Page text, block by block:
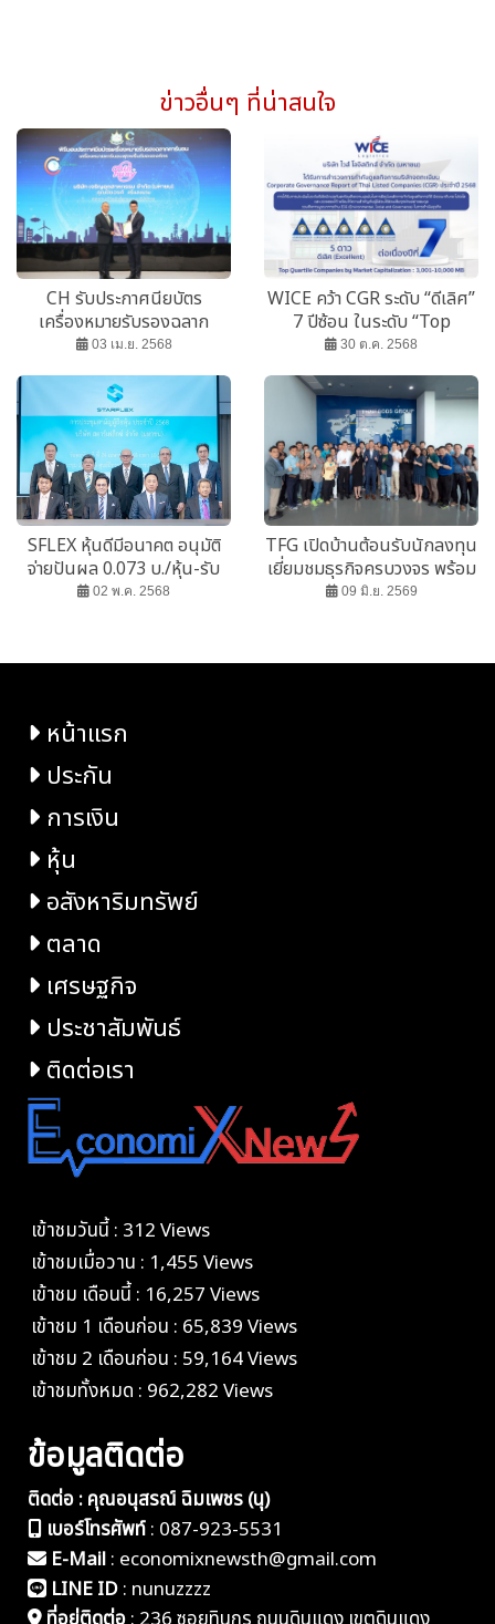
ข่าวอื่นๆ ที่น่าสนใจ
CH รับประกาศนียบัตร
เครื่องหมายรับรองฉลาก
คาร์บอน
03 เม.ย. 2568
WICE คว้า CGR ระดับ “ดีเลิศ”
7 ปีซ้อน ในระดับ “Top
Quartile”
30 ต.ค. 2568
SFLEX หุ้นดีมีอนาคต อนุมัติ
จ่ายปันผล 0.073 บ./หุ้น-รับ
เงิน 23 พ.ค.นี้
02 พ.ค. 2568
TFG เปิดบ้านต้อนรับนักลงทุน
เยี่ยมชมธุรกิจครบวงจร พร้อม
เผยแผนเติบโตปี 69
09 มิ.ย. 2569
หน้าแรก
ประกัน
การเงิน
หุ้น
อสังหาริมทรัพย์
ตลาด
เศรษฐกิจ
ประชาสัมพันธ์
ติดต่อเรา
เข้าชมวันนี้ : 312 Views
เข้าชมเมื่อวาน : 1,455 Views
เข้าชม เดือนนี้ : 16,257 Views
เข้าชม 1 เดือนก่อน : 65,839 Views
เข้าชม 2 เดือนก่อน : 59,164 Views
เข้าชมทั้งหมด : 962,282 Views
ข้อมูลติดต่อ
ติดต่อ : คุณอนุสรณ์ ฉิมเพชร (นุ)
เบอร์โทรศัพท์: 087-923-5531
E-Mail: economixnewsth@gmail.com
LINE ID: nunuzzzz